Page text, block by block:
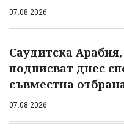
07.08.2026
Саудитска
подписват днес
съвместна
07.08.2026